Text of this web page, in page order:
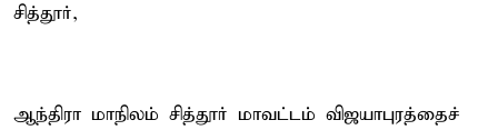
சித்தூர்,
ஆந்திரா மாநிலம் சித்தூர் மாவட்டம் விஜயாபுரத்தைச்